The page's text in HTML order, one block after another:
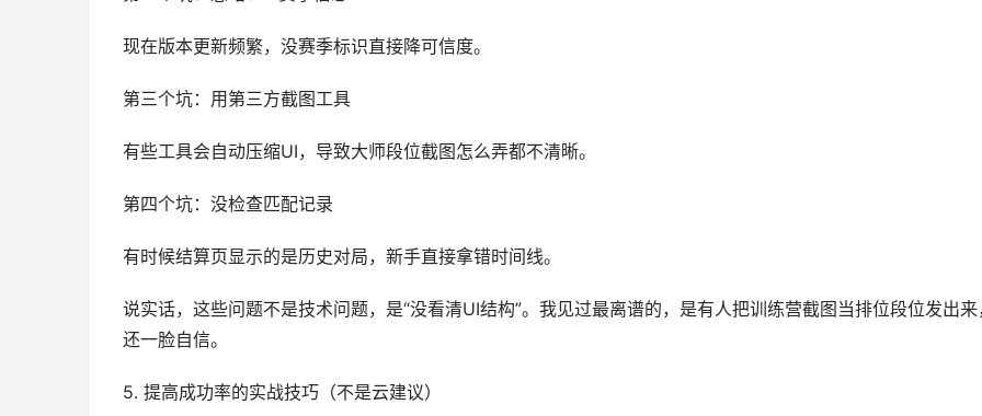
现在版本更新频繁，没赛季标识直接降可信度。
第三个坑：用第三方截图工具
有些工具会自动压缩UI，导致大师段位截图怎么弄都不清晰。
第四个坑：没检查匹配记录
有时候结算页显示的是历史对局，新手直接拿错时间线。
说实话，这些问题不是技术问题，是“没看清UI结构”。我见过最离谱的，是有人把训练营截图当排位段位发出来
还一脸自信。
5. 提高成功率的实战技巧（不是云建议）